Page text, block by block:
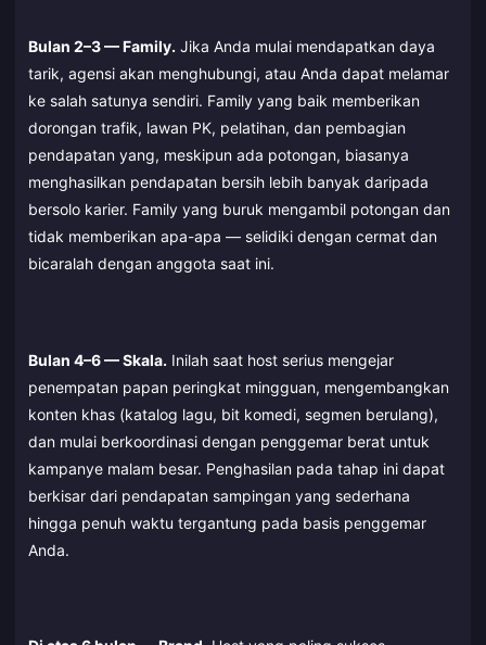
Bulan 2–3 — Family. Jika Anda mulai mendapatkan daya
tarik, agensi akan menghubungi, atau Anda dapat melamar
ke salah satunya sendiri. Family yang baik memberikan
dorongan trafik, lawan PK, pelatihan, dan pembagian
pendapatan yang, meskipun ada potongan, biasanya
menghasilkan pendapatan bersih lebih banyak daripada
bersolo karier. Family yang buruk mengambil potongan dan
tidak memberikan apa-apa — selidiki dengan cermat dan
bicaralah dengan anggota saat ini.
Bulan 4–6 — Skala. Inilah saat host serius mengejar
penempatan papan peringkat mingguan, mengembangkan
konten khas (katalog lagu, bit komedi, segmen berulang),
dan mulai berkoordinasi dengan penggemar berat untuk
kampanye malam besar. Penghasilan pada tahap ini dapat
berkisar dari pendapatan sampingan yang sederhana
hingga penuh waktu tergantung pada basis penggemar
Anda.